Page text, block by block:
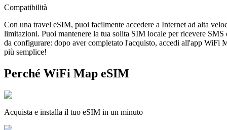
Compatibilità
Con una travel eSIM, puoi facilmente accedere a Internet ad alta
limitazioni. Puoi mantenere la tua solita SIM locale per ricevere
da configurare: dopo aver completato l'acquisto, accedi all'app WiFi
più semplice!
Perché WiFi Map eSIM
Acquista e installa il tuo eSIM in un minuto